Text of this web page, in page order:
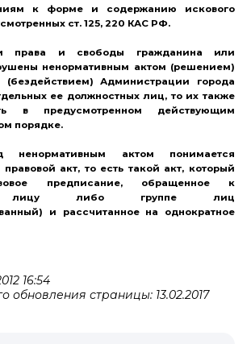
к форме и содержанию искового
ст. 125, 220 КАС РФ.
права и свободы гражданина или
ненормативным актом (решением)
Администрации города
ее должностных лиц, то их также
в предусмотренном действующим
порядке.
актом понимается
акт, то есть такой акт, который
предписание, обращенное к
лицу либо группе лиц
и рассчитанное на однократное
16:54
обновления страницы: 13.02.2017